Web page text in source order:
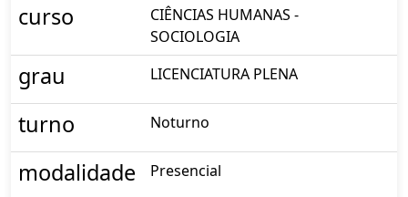
curso
CIÊNCIAS HUMANAS -
SOCIOLOGIA
grau LICENCIATURA PLENA
turno Noturno
modalidade Presencial